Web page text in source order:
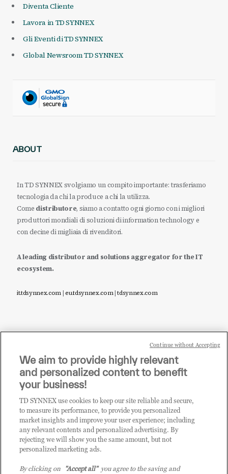
Diventa Cliente
Lavora in TD SYNNEX
Gli Eventi di TD SYNNEX
Global Newsroom TD SYNNEX
ABOUT
In TD SYNNEX svolgiamo un compito importante: trasferiamo
tecnologia da chi la produce a chi la utilizza.
Come distributore, siamo a contatto ogni giorno con i migliori
produttori mondiali di soluzioni di information technology e
con decine di migliaia di rivenditori.
A leading distributor and solutions aggregator for the IT
ecosystem.
it.tdsynnex.com|eu.tdsynnex.com|tdsynnex.com
Sei un rivenditore di tecnologia e desideri acquistare
i prodotti o le soluzioni trattate sul blog?
CLICCA QUI E DIVENTA
CLIENTE TD SYNNEX
We aim to provide highly relevant
and personalized content to benefit
your business!
TD SYNNEX use cookies to keep our site reliable and secure,
to measure its performance, to provide you personalized
market insights and improve your user experience; including
any relevant contents and personalized advertising. By
rejecting we will show you the same amount, but not
personalized marketing ads.
By clicking on "Accept all"you agree to the saving and
Continue without Accepting